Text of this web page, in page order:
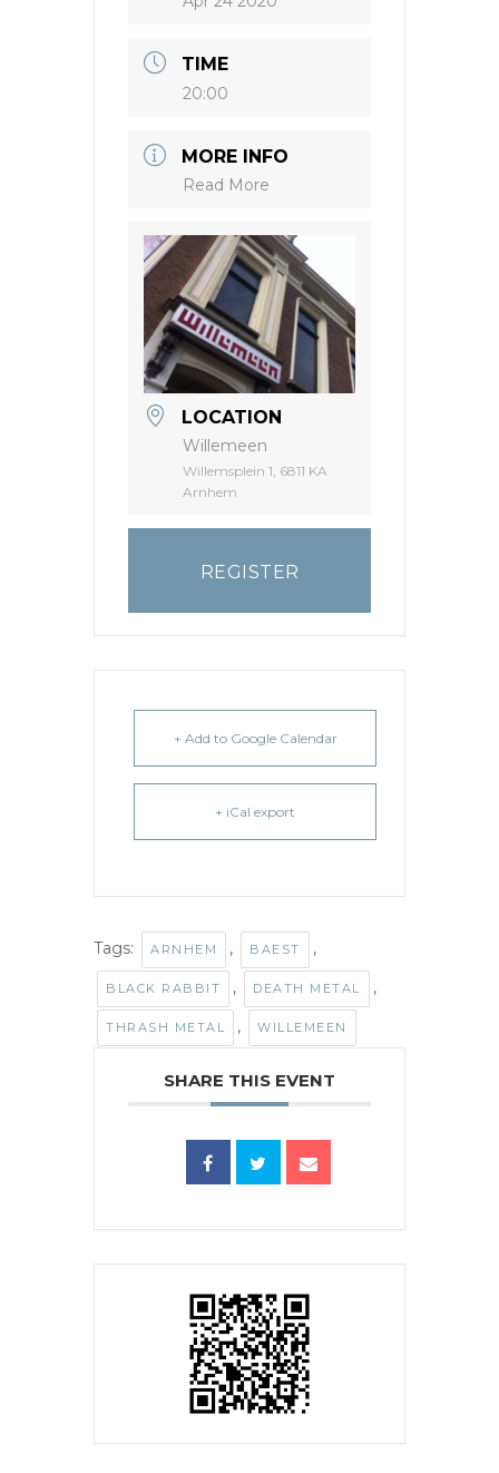
TIME
20:00
MORE INFO
Read More
LOCATION
Willemeen
Willemsplein 1, 6811 KA
Arnhem
REGISTER
+ Add to Google Calendar
+ iCal export
Tags: ARNHEM , BAEST ,
BLACK RABBIT , DEATH METAL ,
THRASH METAL , WILLEMEEN
SHARE THIS EVENT